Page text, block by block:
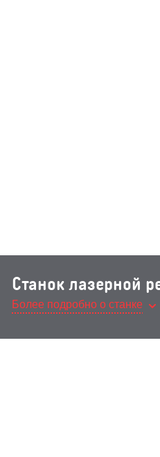
Станок лазерной
Более подробно о станке